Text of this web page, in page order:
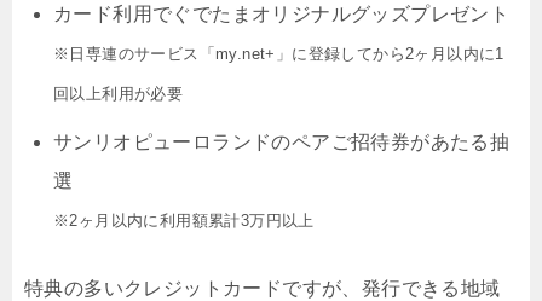
カード利用でぐでたまオリジナルグッズプレゼント
※日専連のサービス「my.net+」に登録してから2ヶ月以内に1
回以上利用が必要
サンリオピューロランドのペアご招待券があたる抽
選
※2ヶ月以内に利用額累計3万円以上
特典の多いクレジットカードですが、発行できる地域